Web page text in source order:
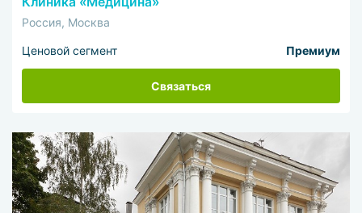
Россия, Москва
Ценовой сегмент Премиум
Связаться